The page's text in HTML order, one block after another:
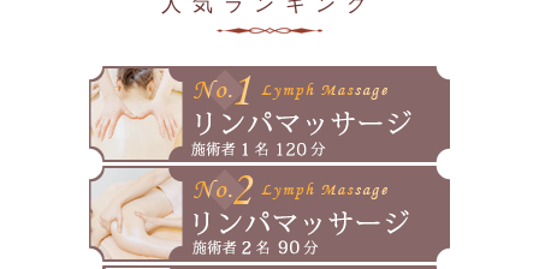
2025年3月
2025年2月
2025年1月
2024年12月